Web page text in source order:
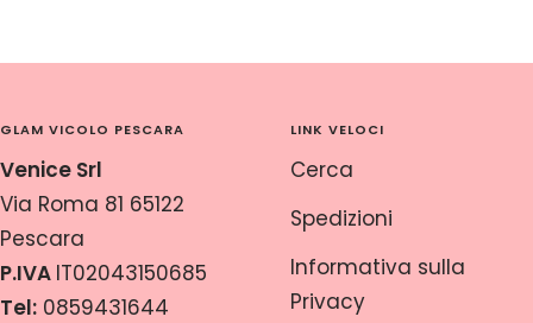
GLAM VICOLO PESCARA
Venice Srl
Via Roma 81 65122
Pescara
P.IVA IT02043150685
Tel: 0859431644
LINK VELOCI
Cerca
Spedizioni
Informativa sulla
Privacy